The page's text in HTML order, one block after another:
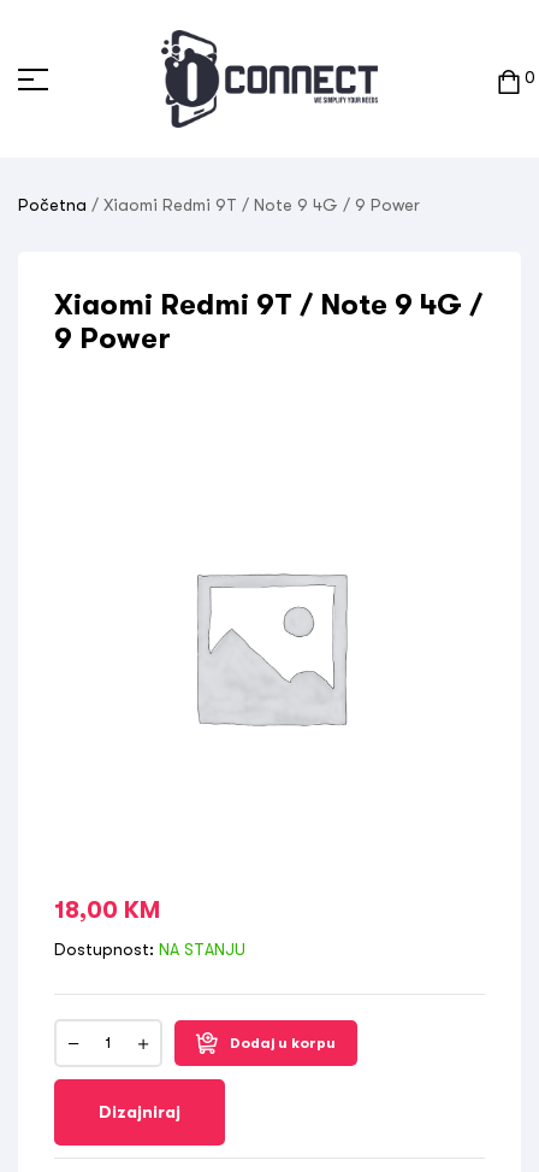
0
Početna / Xiaomi Redmi 9T / Note 9 4G / 9 Power
Xiaomi Redmi 9T / Note 9 4G /
9 Power
18,00 KM
Dostupnost: NA STANJU
Dodaj u korpu
Dizajniraj